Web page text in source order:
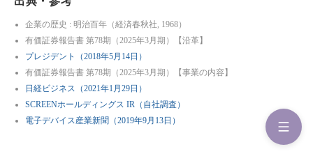
企業の歴史 : 明治百年（経済春秋社, 1968）
有価証券報告書 第78期（2025年3月期）【沿革】
プレジデント（2018年5月14日）
有価証券報告書 第78期（2025年3月期）【事業の内容】
日経ビジネス（2021年1月29日）
SCREENホールディングス IR（自社調査）
電子デバイス産業新聞（2019年9月13日）